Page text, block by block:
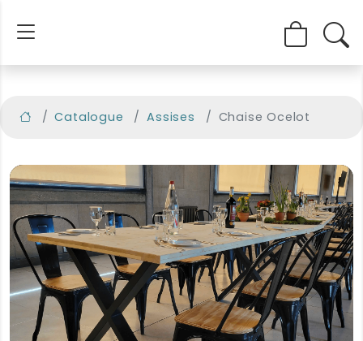
Catalogue Assises Chaise Ocelot